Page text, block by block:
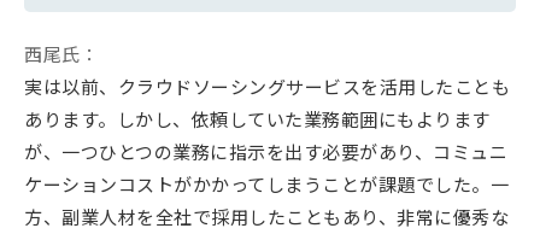
西尾氏：
実は以前、クラウドソーシングサービスを活用したことも
あります。しかし、依頼していた業務範囲にもよります
が、一つひとつの業務に指示を出す必要があり、コミュニ
ケーションコストがかかってしまうことが課題でした。一
方、副業人材を全社で採用したこともあり、非常に優秀な